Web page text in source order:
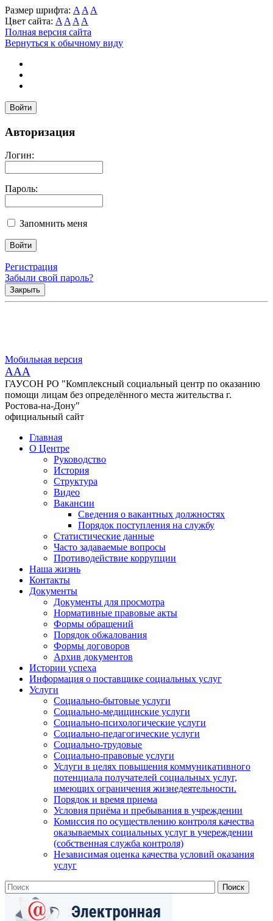
Размер шрифта: A A A
Цвет сайта: A A A A
Полная версия сайта
Вернуться к обычному виду
Войти
Авторизация
Логин:
Пароль:
Запомнить меня
Регистрация
Забыли свой пароль?
Закрыть
Мобильная версия
AAA
ГАУСОН РО "Комплексный социальный центр по оказанию
помощи лицам без определённого места жительства г.
Ростова-на-Дону"
официальный сайт
Главная
О Центре
Руководство
История
Структура
Видео
Вакансии
Сведения о вакантных должностях
Порядок поступления на службу
Статистические данные
Часто задаваемые вопросы
Противодействие коррупции
Наша жизнь
Контакты
Документы
Документы для просмотра
Нормативные правовые акты
Формы обращений
Порядок обжалования
Формы договоров
Архив документов
Истории успеха
Информация о поставщике социальных услуг
Услуги
Социально-бытовые услуги
Социально-медицинские услуги
Социально-психологические услуги
Социально-педагогические услуги
Социально-трудовые
Социально-правовые услуги
Услуги в целях повышения коммуникативного
потенциала получателей социальных услуг,
имеющих ограничения жизнедеятельности.
Порядок и время приема
Условия приёма и пребывания в учреждении
Комиссия по осуществлению контроля качества
оказываемых социальных услуг в учереждении
(собственная служба контроля)
Независимая оценка качества условий оказания
услуг